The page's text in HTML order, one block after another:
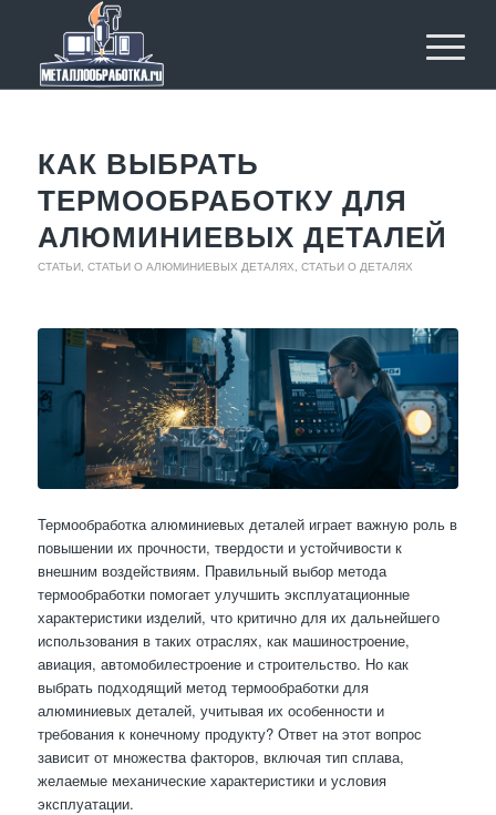
КАК ВЫБРАТЬ
ТЕРМООБРАБОТКУ ДЛЯ
АЛЮМИНИЕВЫХ ДЕТАЛЕЙ
СТАТЬИ, СТАТЬИ О АЛЮМИНИЕВЫХ ДЕТАЛЯХ СТАТЬИ О ДЕТАЛЯХ
Термообработка алюминиевых деталей играет важную роль в
повышении их прочности, твердости и устойчивости к
внешним воздействиям. Правильный выбор метода
термообработки помогает улучшить эксплуатационные
характеристики изделий, что критично для их дальнейшего
использования в таких отраслях, как машиностроение,
авиация, автомобилестроение и строительство. Но как
выбрать подходящий метод термообработки для
алюминиевых деталей, учитывая их особенности и
требования к конечному продукту? Ответ на этот вопрос
зависит от множества факторов, включая тип сплава,
желаемые механические характеристики и условия
эксплуатации.